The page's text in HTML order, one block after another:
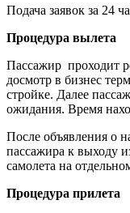
Подача заявок за 24
Процедура вылета
Пассажир проходит
досмотр в бизнес
стройке. Далее
ожидания. Время
После объявления о
пассажира к выходу
самолета на
Процедура прилета